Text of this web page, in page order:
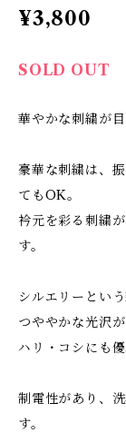
¥3,800
SOLD OUT
華やかな刺繍が
豪華な刺繍は、
てもOK。
衿元を彩る刺繍
す。
シルエリーとい
つややかな光沢
ハリ・コシにも
制電性があり、
す。